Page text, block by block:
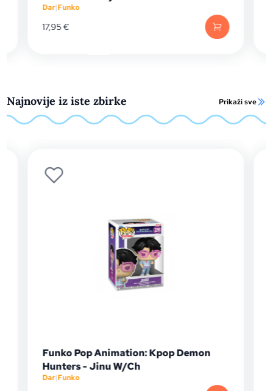
Dar|Funko
17,95€
Najnovije iz iste zbirke Prikaži sve
Funko Pop Animation: Kpop Demon
Hunters - Jinu W/Ch
Dar|Funko